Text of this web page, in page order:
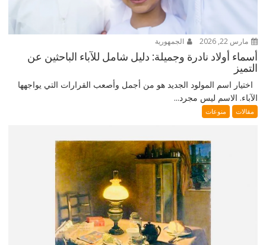
مارس 22, 2026 الجمهورية
أسماء أولاد نادرة وجميلة: دليل شامل للآباء الباحثين عن
التميز
اختيار اسم المولود الجديد هو من أجمل وأصعب القرارات التي يواجهها
الآباء. الاسم ليس مجرد...
مقالات منوعات